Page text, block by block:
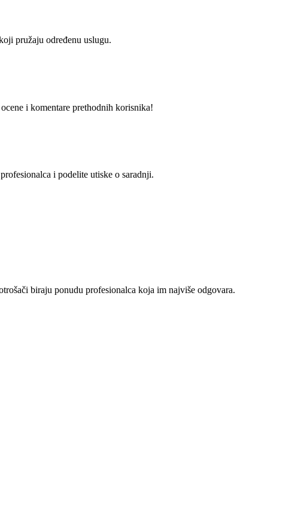
pružaju određenu uslugu.
i komentare prethodnih korisnika!
i podelite utiske o saradnji.
biraju ponudu profesionalca koja im najviše odgovara.